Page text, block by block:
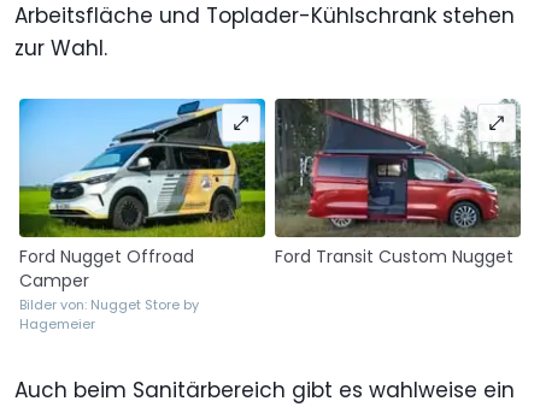
Arbeitsfläche und Toplader-Kühlschrank stehen
zur Wahl.
Ford Nugget Offroad
Camper
Bilder von: Nugget Store by
Hagemeier
Ford Transit Custom Nugget
Auch beim Sanitärbereich gibt es wahlweise ein